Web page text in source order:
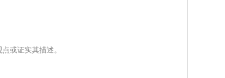
或证实其描述。